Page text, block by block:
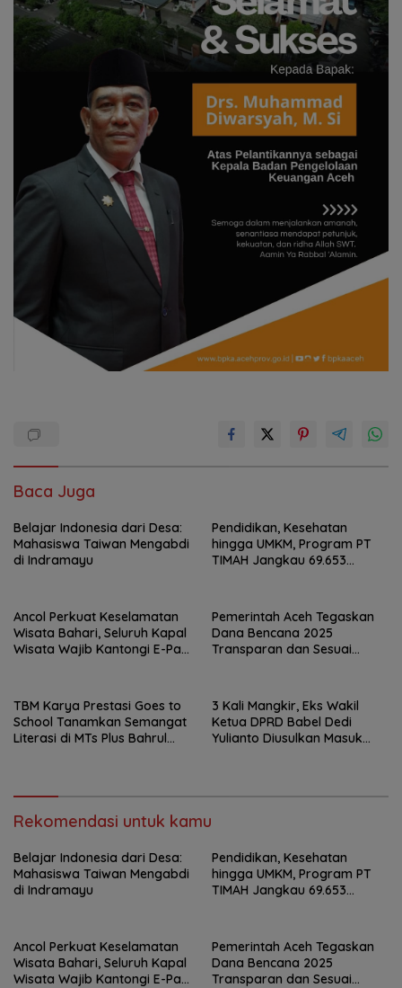
Baca Juga
Belajar Indonesia dari Desa:
Mahasiswa Taiwan Mengabdi
di Indramayu
Pendidikan, Kesehatan
hingga UMKM, Program PT
TIMAH Jangkau 69.653
Ancol Perkuat Keselamatan
Wisata Bahari, Seluruh Kapal
Wisata Wajib Kantongi E-Pas
Pemerintah Aceh Tegaskan
Dana Bencana 2025
Transparan dan Sesuai
TBM Karya Prestasi Goes to
School Tanamkan Semangat
Literasi di MTs Plus Bahrul
3 Kali Mangkir, Eks Wakil
Ketua DPRD Babel Dedi
Yulianto Diusulkan Masuk
Rekomendasi untuk kamu
Belajar Indonesia dari Desa:
Mahasiswa Taiwan Mengabdi
di Indramayu
Pendidikan, Kesehatan
hingga UMKM, Program PT
TIMAH Jangkau 69.653
Ancol Perkuat Keselamatan
Wisata Bahari, Seluruh Kapal
Wisata Wajib Kantongi E-Pas
Pemerintah Aceh Tegaskan
Dana Bencana 2025
Transparan dan Sesuai